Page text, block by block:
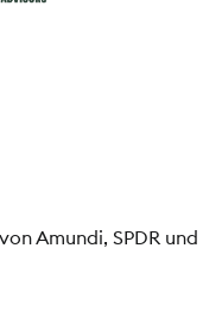
Amundi, SPDR und